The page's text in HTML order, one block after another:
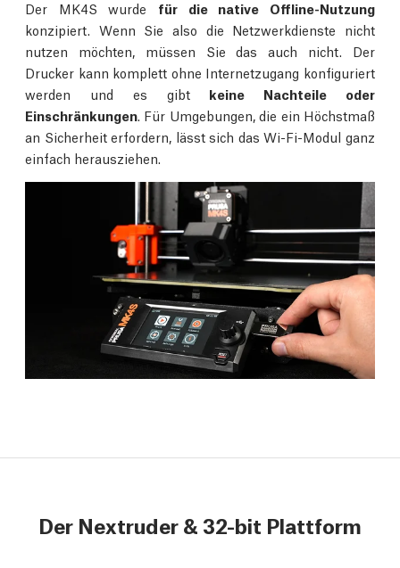
Der MK4S wurde für die native Offline-Nutzung
konzipiert. Wenn Sie also die Netzwerkdienste nicht
nutzen möchten, müssen Sie das auch nicht. Der
Drucker kann komplett ohne Internetzugang konfiguriert
werden und es gibt keine Nachteile oder
Einschränkungen . Für Umgebungen, die ein Höchstmaß
an Sicherheit erfordern, lässt sich das Wi-Fi-Modul ganz
einfach herausziehen.
Der Nextruder & 32-bit Plattform